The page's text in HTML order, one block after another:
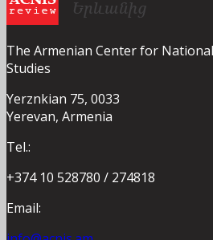
The Armenian Center for
Studies
Yerznkian 75, 0033
Yerevan, Armenia
Tel.:
+374 10 528780 / 274818
Email: